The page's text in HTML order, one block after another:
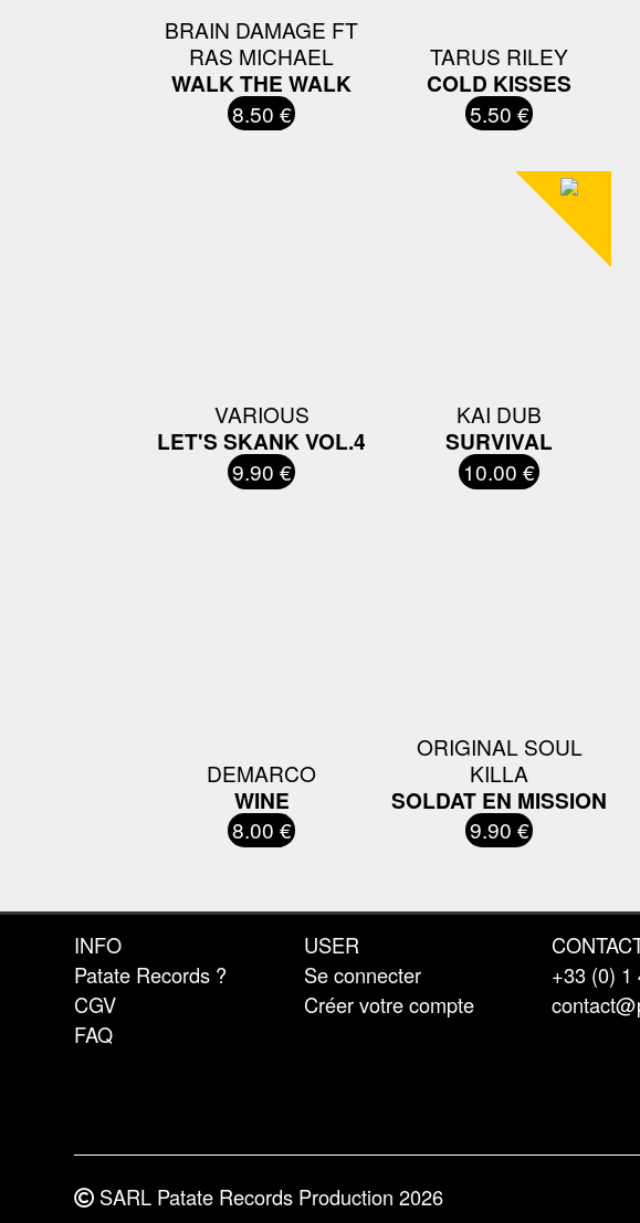
BRAIN DAMAGE FT
RAS MICHAEL
WALK THE WALK
8.50 €
TARUS RILEY
COLD KISSES
5.50 €
VARIOUS
LET'S SKANK VOL.4
9.90 €
KAI DUB
SURVIVAL
10.00 €
DEMARCO
WINE
8.00 €
ORIGINAL SOUL
KILLA
SOLDAT EN MISSION
9.90 €
INFO
Patate Records ?
CGV
FAQ
USER
Se connecter
Créer votre compte
+33 (0) 1
SARL Patate Records Production 2026